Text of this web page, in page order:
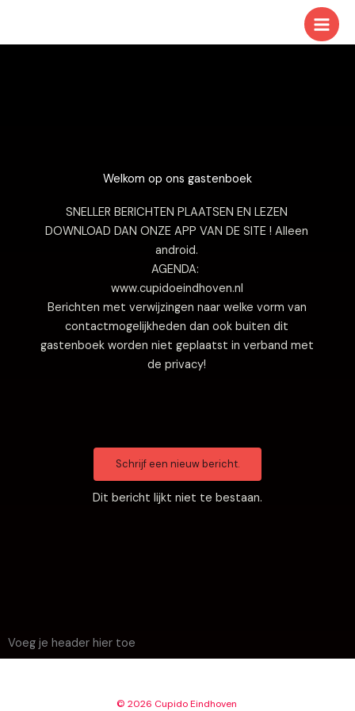
de
Welkom op ons gastenboek
SNELLER BERICHTEN PLAATSEN EN LEZEN
DOWNLOAD DAN ONZE APP VAN DE SITE ! Alleen
android.
AGENDA:
www.cupidoeindhoven.nl
Berichten met verwijzingen naar welke vorm van
contactmogelijkheden dan ook buiten dit
gastenboek worden niet geplaatst in verband met
de privacy!
Dit bericht lijkt niet te bestaan.
Voeg je header hier toe
© 2026 Cupido Eindhoven